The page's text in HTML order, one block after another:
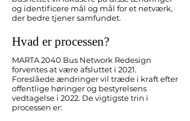
og identificere mål og mål for et netværk,
der bedre tjener samfundet.
Hvad er processen?
MARTA 2040 Bus Network Redesign
forventes at være afsluttet i 2021.
Foreslåede ændringer vil træde i kraft efter
offentlige høringer og bestyrelsens
vedtagelse i 2022. De vigtigste trin i
processen er: